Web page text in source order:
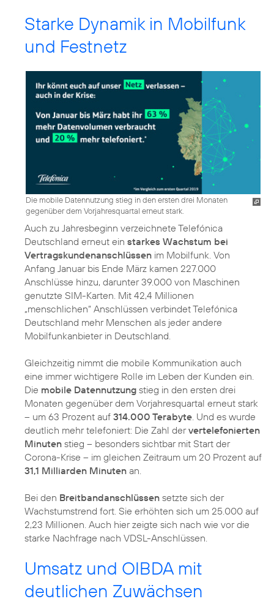
Starke Dynamik in Mobilfunk
und Festnetz
Die mobile Datennutzung stieg in den ersten drei Monaten
gegenüber dem Vorjahresquartal erneut stark.
Auch zu Jahresbeginn verzeichnete Telefónica
Deutschland erneut ein starkes Wachstum bei
Vertragskundenanschlüssen im Mobilfunk. Von
Anfang Januar bis Ende März kamen 227.000
Anschlüsse hinzu, darunter 39.000 von Maschinen
genutzte SIM-Karten. Mit 42,4 Millionen
„menschlichen“ Anschlüssen verbindet Telefónica
Deutschland mehr Menschen als jeder andere
Mobilfunkanbieter in Deutschland.
Gleichzeitig nimmt die mobile Kommunikation auch
eine immer wichtigere Rolle im Leben der Kunden ein.
Die mobile Datennutzung stieg in den ersten drei
Monaten gegenüber dem Vorjahresquartal erneut stark
– um 63 Prozent auf 314.000 Terabyte . Und es wurde
deutlich mehr telefoniert: Die Zahl dervertelefonierten
Minuten stieg – besonders sichtbar mit Start der
Corona-Krise – im gleichen Zeitraum um 20 Prozent auf
31,1 Milliarden Minuten an.
Bei den Breitbandanschlüssen setzte sich der
Wachstumstrend fort. Sie erhöhten sich um 25.000 auf
2,23 Millionen. Auch hier zeigte sich nach wie vor die
starke Nachfrage nach VDSL-Anschlüssen.
Umsatz und OIBDA mit
deutlichen Zuwächsen